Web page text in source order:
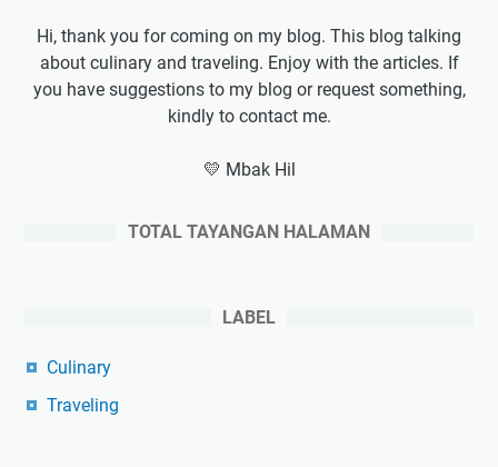
Hi, thank you for coming on my blog. This blog talking
about culinary and traveling. Enjoy with the articles. If
you have suggestions to my blog or request something,
kindly to contact me.
💛 Mbak Hil
TOTAL TAYANGAN HALAMAN
LABEL
Culinary
Traveling